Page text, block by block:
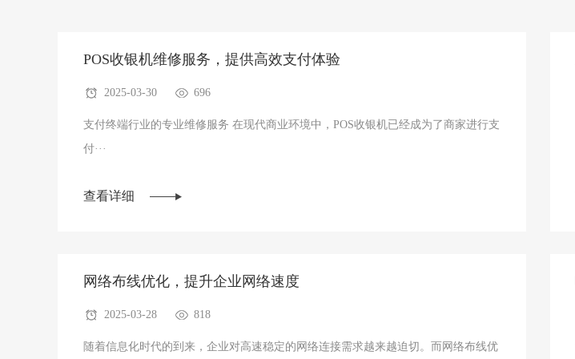
POS收银机维修服务，提供高效支付体验
2025-03-30 696
支付终端行业的专业维修服务 在现代商业环境中，POS收银机已经成为了商家进行支
付···
查看详细
网络布线优化，提升企业网络速度
2025-03-28 818
随着信息化时代的到来，企业对高速稳定的网络连接需求越来越迫切。而网络布线优